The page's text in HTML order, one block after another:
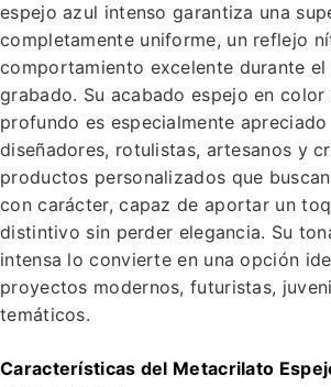
espejo azul intenso garantiza una
completamente uniforme, un reflejo
comportamiento excelente durante
grabado. Su acabado espejo en color
profundo es especialmente
diseñadores, rotulistas, artesanos y
productos personalizados que
con carácter, capaz de aportar un
distintivo sin perder elegancia. Su
intensa lo convierte en una opción
proyectos modernos, futuristas,
temáticos.
Características del Metacrilato